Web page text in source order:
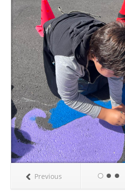
Previous